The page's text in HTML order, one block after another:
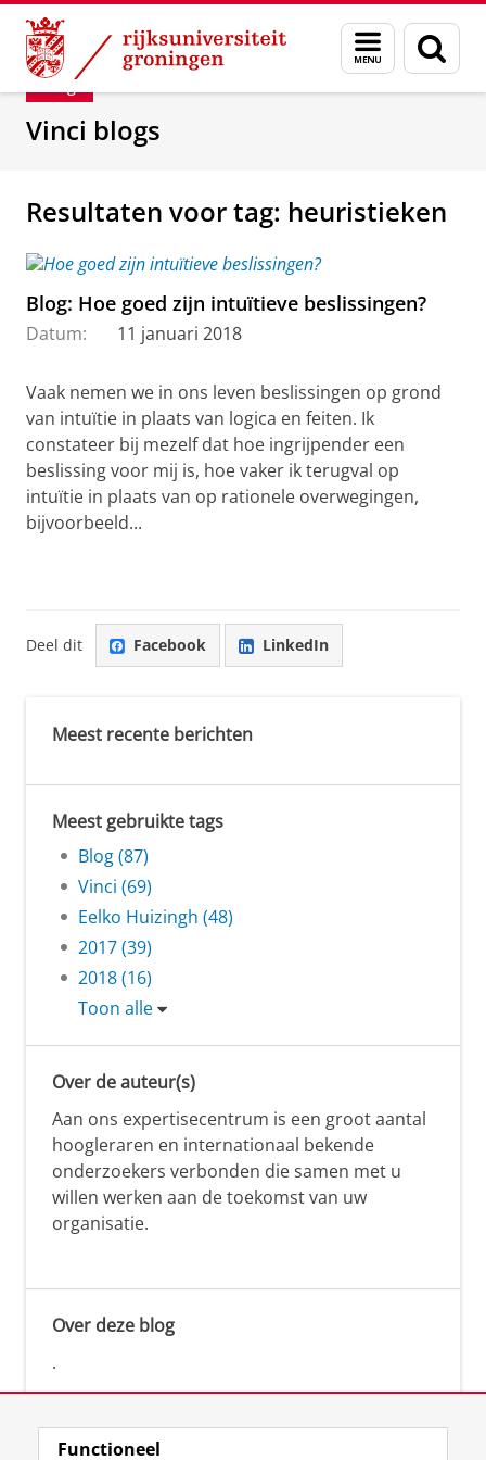
Skip
Content
Skip
Navigation
Menu
en
zoeken
Department of Innovation Management &
Blog
Vinci blogs
Resultaten voor tag: heuristieken
Blog: Hoe goed zijn intuïtieve beslissingen?
Datum: 11 januari 2018
Vaak nemen we in ons leven beslissingen op grond
van intuïtie in plaats van logica en feiten. Ik
constateer bij mezelf dat hoe ingrijpender een
beslissing voor mij is, hoe vaker ik terugval op
intuïtie in plaats van op rationele overwegingen,
bijvoorbeeld...
Deel dit Facebook LinkedIn
Meest recente berichten
Meest gebruikte tags
Blog (87)
Vinci (69)
Eelko Huizingh (48)
2017 (39)
2018 (16)
Toon alle
Over de auteur(s)
Aan ons expertisecentrum is een groot aantal
hoogleraren en internationaal bekende
onderzoekers verbonden die samen met u
willen werken aan de toekomst van uw
organisatie.
Over deze blog
.
Functioneel